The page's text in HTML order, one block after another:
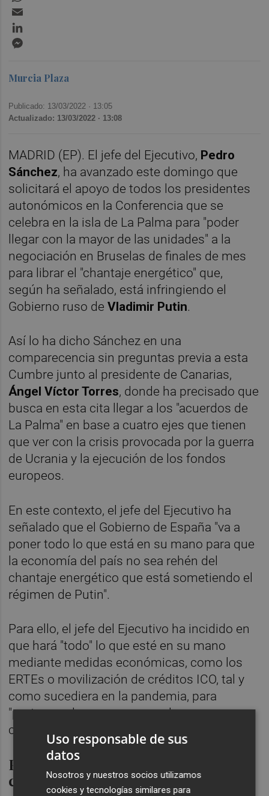
Murcia Plaza
Publicado: 13/03/2022 · 13:05
Actualizado: 13/03/2022 · 13:08
MADRID (EP). El jefe del Ejecutivo, Pedro
Sánchez, ha avanzado este domingo que
solicitará el apoyo de todos los presidentes
autonómicos en la Conferencia que se
celebra en la isla de La Palma para "poder
llegar con la mayor de las unidades" a la
negociación en Bruselas de finales de mes
para librar el "chantaje energético" que,
según ha señalado, está infringiendo el
Gobierno ruso deVladimir Putin.
Así lo ha dicho Sánchez en una
comparecencia sin preguntas previa a esta
Cumbre junto al presidente de Canarias,
Ángel Víctor Torres, donde ha precisado que
busca en esta cita llegar a los "acuerdos de
La Palma" en base a cuatro ejes que tienen
que ver con la crisis provocada por la guerra
de Ucrania y la ejecución de los fondos
europeos.
En este contexto, el jefe del Ejecutivo ha
señalado que el Gobierno de España "va a
poner todo lo que está en su mano para que
la economía del país no sea rehén del
chantaje energético que está sometiendo el
régimen de Putin".
Para ello, el jefe del Ejecutivo ha incidido en
que hará "todo" lo que esté en su mano
mediante medidas económicas, como los
ERTEs o movilización de créditos ICO, tal y
como sucediera en la pandemia, para
"proteger a las empresas y a los
conciudadanos".
Planteará cuatro ejes en la
conferencia
Uso responsable de sus
datos
Nosotros y nuestros socios utilizamos
cookies y tecnologías similares para